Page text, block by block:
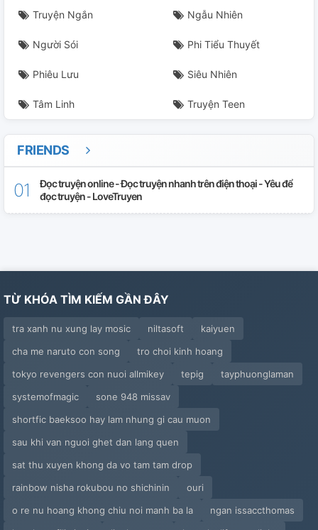
Truyện Ngắn Ngẫu Nhiên
Người Sói Phi Tiểu Thuyết
Phiêu Lưu Siêu Nhiên
Tâm Linh Truyện Teen
FRIENDS
Đọc truyện online - Đọc truyện nhanh trên điện thoại - Yêu để
đọc truyện - LoveTruyen
TỪ KHÓA TÌM KIẾM GẦN ĐÂY
tra xanh nu xung lay mosic niltasoft
kaiyuen
cha me naruto con song
tro choi kinh hoang
tokyo revengers con nuoi allmikey
tepig
tayphuonglaman
systemofmagic
sone 948 missav
shortfic baeksoo hay lam nhung gi cau muon
sau khi van nguoi ghet dan lang quen
sat thu xuyen khong da vo tam tam drop
rainbow nisha rokubou no shichinin
ouri
o re nu hoang khong chiu noi manh ba la
ngan issaccthomas